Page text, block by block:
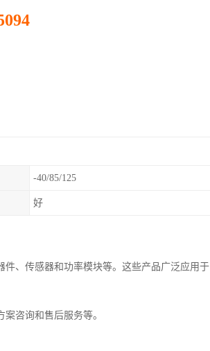
-40/85/125
好
、传感器和功率模块等。这些产品广泛应用于
咨询和售后服务等。